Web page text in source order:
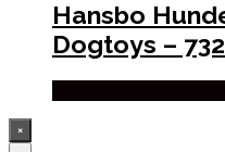
Hansbo
Dogtoys –
×